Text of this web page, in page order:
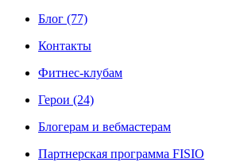
Блог (77)
Контакты
Фитнес-клубам
Герои (24)
Блогерам и вебмастерам
Партнерская программа FISIO